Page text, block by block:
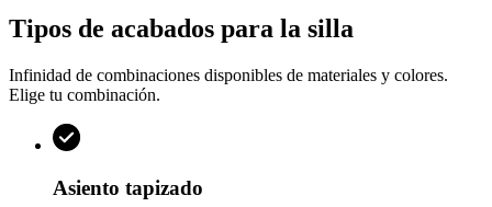
Tipos de acabados para la silla
Infinidad de combinaciones disponibles de materiales y colores.
Elige tu combinación.
Asiento tapizado